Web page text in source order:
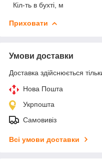
Кіл-ть в бухті, м
Приховати
Умови доставки
Доставка здійснюється
Нова Пошта
Укрпошта
Самовивіз
Всі умови доставки